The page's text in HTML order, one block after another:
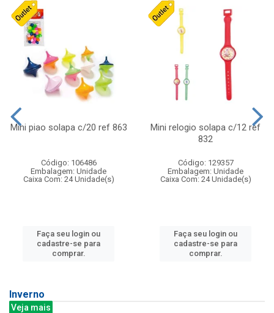
Mini piao solapa c/20 ref 863
Código: 106486
Embalagem: Unidade
Caixa Com: 24 Unidade(s)
Faça seu login ou
cadastre-se para
comprar.
Mini relogio solapa c/12 ref
832
Código: 129357
Embalagem: Unidade
Caixa Com: 24 Unidade(s)
Faça seu login ou
cadastre-se para
comprar.
Inverno
Veja mais